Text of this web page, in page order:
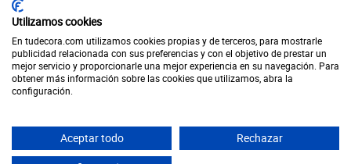
PAGO 100% SEGURO
© 2026 - Desde 1998 en internet - tudecora.com tienda online de muebles
Utilizamos cookies
En tudecora.com utilizamos cookies propias y de terceros, para mostrarle
publicidad relacionada con sus preferencias y con el objetivo de prestar un
mejor servicio y proporcionarle una mejor experiencia en su navegación. Para
obtener más información sobre las cookies que utilizamos, abra la
configuración.
Aceptar todo
Rechazar